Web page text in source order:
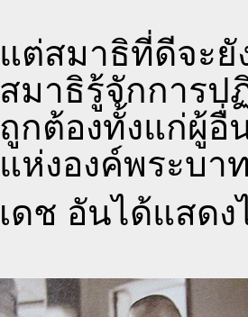
แต่สมาธิที่ดีจะยั
สมาธิรู้จักการ
ถูกต้องทั้งแก่ผู้อื่
แห่งองค์พระบา
เดช อันได้แสดง